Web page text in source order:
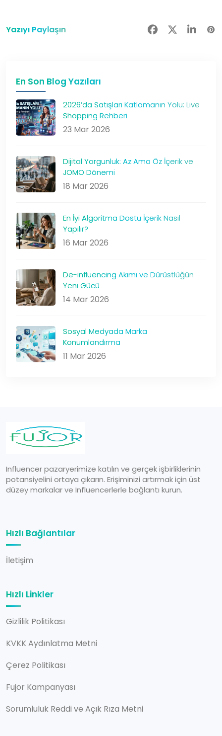
Yazıyı Paylaşın
En Son Blog Yazıları
2026’da Satışları Katlamanın Yolu: Live
Shopping Rehberi
23 Mar 2026
Dijital Yorgunluk: Az Ama Öz İçerik ve
JOMO Dönemi
18 Mar 2026
En İyi Algoritma Dostu İçerik Nasıl
Yapılır?
16 Mar 2026
De-influencing Akımı ve Dürüstlüğün
Yeni Gücü
14 Mar 2026
Sosyal Medyada Marka
Konumlandırma
11 Mar 2026
Influencer pazaryerimize katılın ve gerçek işbirliklerinin
potansiyelini ortaya çıkarın. Erişiminizi artırmak için üst
düzey markalar ve Influencerlerle bağlantı kurun.
Hızlı Bağlantılar
İletişim
Hızlı Linkler
Gizlilik Politikası
KVKK Aydınlatma Metni
Çerez Politikası
Fujor Kampanyası
Sorumluluk Reddi ve Açık Rıza Metni